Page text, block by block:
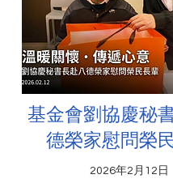
基金會劉協慶秘
德榮家慰問榮
2026年2月12日